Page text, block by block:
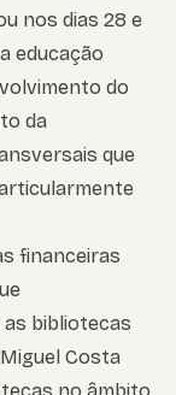
nos dias 28 e
educação
do
da
que
financeiras
as bibliotecas
Costa